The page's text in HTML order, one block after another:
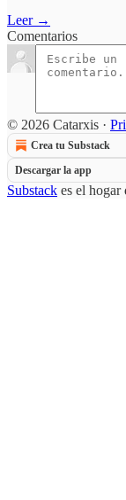
Leer →
Comentarios
© 2026 Catarxis ·
Crea tu Substack
Descargar la app
Substack es el hogar